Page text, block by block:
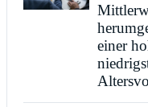
einer